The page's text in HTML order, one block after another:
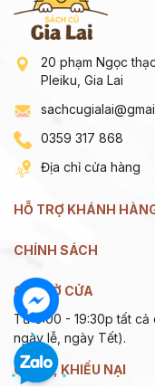
20 phạm Ngọc
Pleiku, Gia Lai
0359 317 868
Địa chỉ cửa hàng
HỖ TRỢ KHÁNH
CHÍNH SÁCH
GIỜ MỞ CỬA
Từ 9:00 - 19:30p tất
ngày lễ, ngày Tết).
GÓP Ý, KHIẾU NẠI